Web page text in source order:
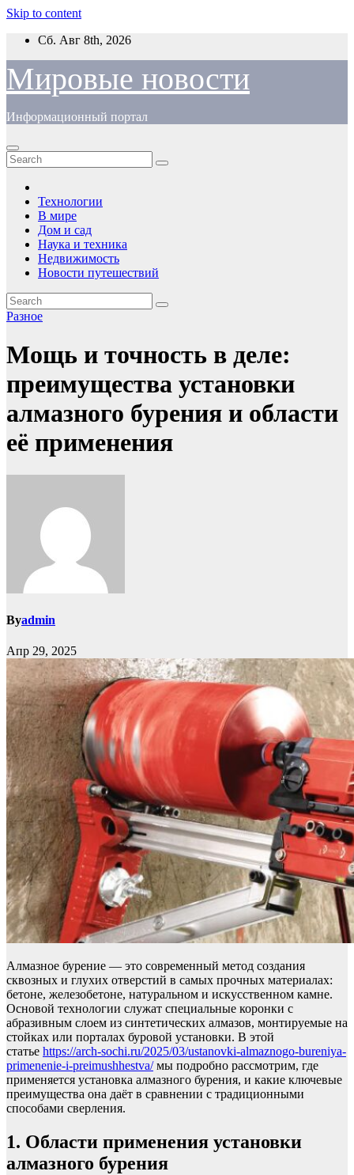
Skip to content
Сб. Авг 8th, 2026
Мировые новости
Информационный портал
Технологии
В мире
Дом и сад
Наука и техника
Недвижимость
Новости путешествий
Разное
Мощь и точность в деле:
преимущества установки
алмазного бурения и области
её применения
Byadmin
Апр 29, 2025
Алмазное бурение — это современный метод создания
сквозных и глухих отверстий в самых прочных материалах:
бетоне, железобетоне, натуральном и искусственном камне.
Основой технологии служат специальные коронки с
абразивным слоем из синтетических алмазов, монтируемые на
стойках или порталах буровой установки. В этой
статье https://arch-sochi.ru/2025/03/ustanovki-almaznogo-bureniya-
primenenie-i-preimushhestva/мы подробно рассмотрим, где
применяется установка алмазного бурения, и какие ключевые
преимущества она даёт в сравнении с традиционными
способами сверления.
1. Области применения установки
алмазного бурения